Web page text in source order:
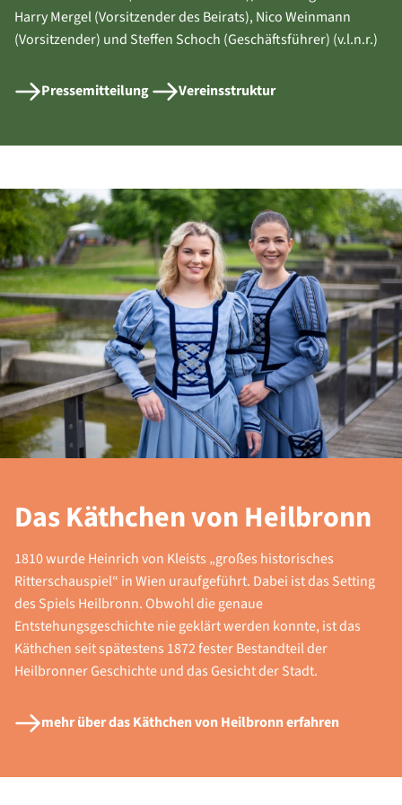
Harry Mergel (Vorsitzender des Beirats), Nico Weinmann
(Vorsitzender) und Steffen Schoch (Geschäftsführer) (v.l.n.r.)
Pressemitteilung Vereinsstruktur
Das Käthchen von Heilbronn
1810 wurde Heinrich von Kleists „großes historisches
Ritterschauspiel“ in Wien uraufgeführt. Dabei ist das Setting
des Spiels Heilbronn. Obwohl die genaue
Entstehungsgeschichte nie geklärt werden konnte, ist das
Käthchen seit spätestens 1872 fester Bestandteil der
Heilbronner Geschichte und das Gesicht der Stadt.
mehr über das Käthchen von Heilbronn erfahren